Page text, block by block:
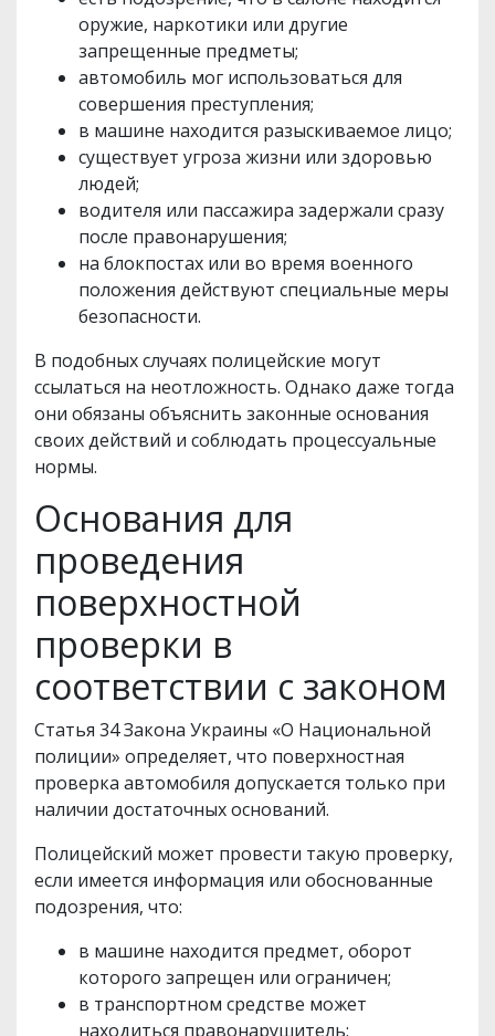
оружие, наркотики или другие
запрещенные предметы;
автомобиль мог использоваться для
совершения преступления;
в машине находится разыскиваемое лицо;
существует угроза жизни или здоровью
людей;
водителя или пассажира задержали сразу
после правонарушения;
на блокпостах или во время военного
положения действуют специальные меры
безопасности.
В подобных случаях полицейские могут
ссылаться на неотложность. Однако даже тогда
они обязаны объяснить законные основания
своих действий и соблюдать процессуальные
нормы.
Основания для
проведения
поверхностной
проверки в
соответствии с законом
Статья 34 Закона Украины «О Национальной
полиции» определяет, что поверхностная
проверка автомобиля допускается только при
наличии достаточных оснований.
Полицейский может провести такую проверку,
если имеется информация или обоснованные
подозрения, что:
в машине находится предмет, оборот
которого запрещен или ограничен;
в транспортном средстве может
находиться правонарушитель;